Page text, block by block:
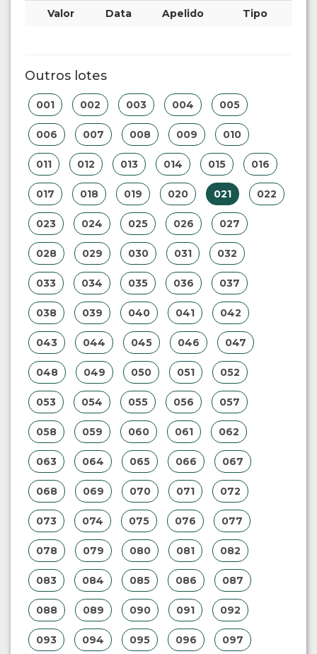
Valor Data Apelido Tipo
Outros lotes
001 002 003 004 005
006 007 008 009 010
011 012 013 014 015 016
017 018 019 020 021 022
023 024 025 026 027
028 029 030 031 032
033 034 035 036 037
038 039 040 041 042
043 044 045 046 047
048 049 050 051 052
053 054 055 056 057
058 059 060 061 062
063 064 065 066 067
068 069 070 071 072
073 074 075 076 077
078 079 080 081 082
083 084 085 086 087
088 089 090 091 092
093 094 095 096 097